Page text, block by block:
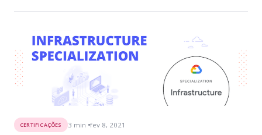
CERTIFICAÇÕES 3 min fev 8, 2021